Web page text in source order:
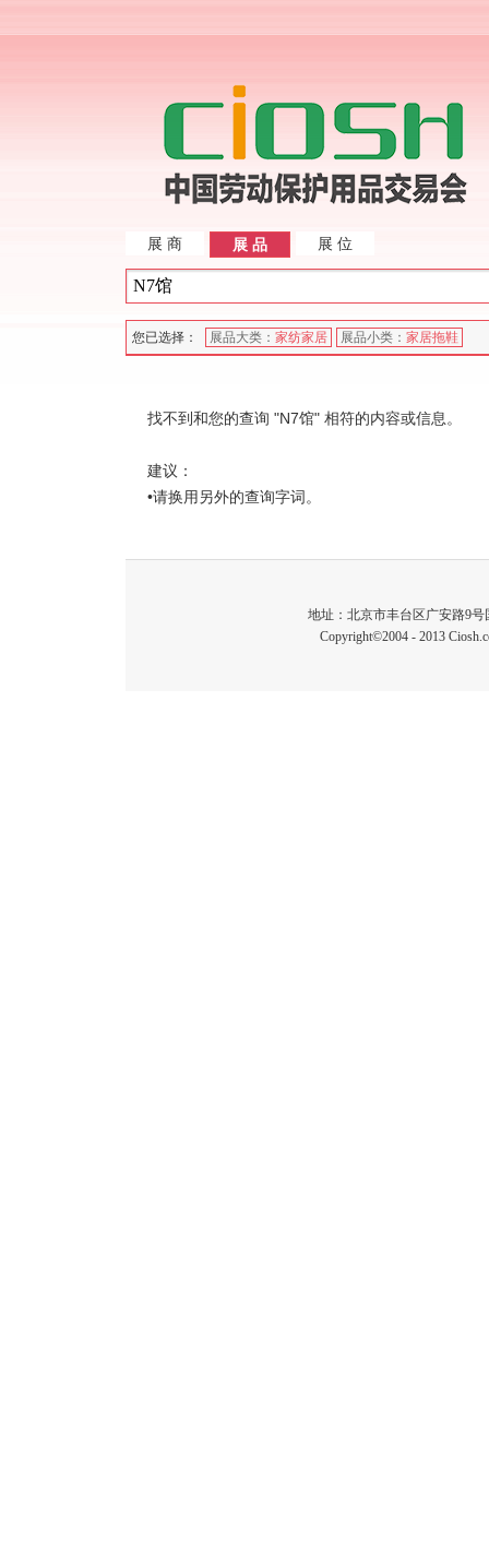
展 商 展 品 展 位
您已选择： 展品大类： 家纺家居 展品小类： 家居拖鞋
找不到和您的查询 "N7馆" 相符的内容或信息。
建议：
•请换用另外的查询字词。
地址：北京市丰台区广安路9号
Copyright©2004 - 2013